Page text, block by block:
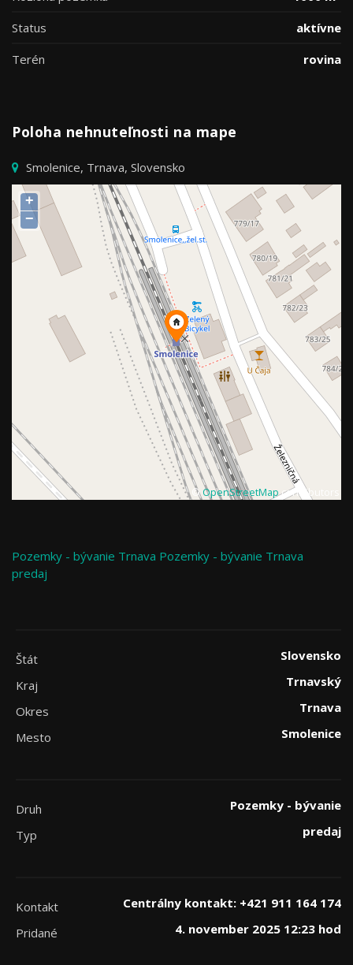
Status
aktívne
Terén
rovina
Poloha nehnuteľnosti na mape
Smolenice, Trnava, Slovensko
+
−
©OpenStreetMapcontributors
Pozemky - bývanie Trnava Pozemky - bývanie Trnava
predaj
Štát
Slovensko
Kraj
Trnavský
Okres
Trnava
Mesto
Smolenice
Druh
Pozemky - bývanie
Typ
predaj
Kontakt
Centrálny kontakt: +421 911 164 174
Pridané
4. november 2025 12:23 hod